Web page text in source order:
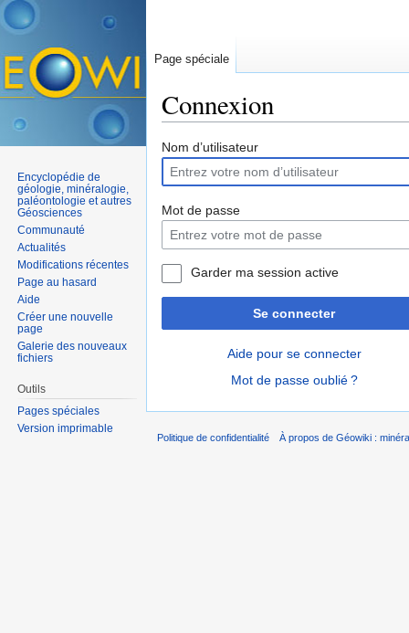
Connexion
Nom d’utilisateur
Mot de passe
Garder ma session active
Se connecter
Aide pour se connecter
Mot de passe oublié ?
Page spéciale
Encyclopédie de
géologie, minéralogie,
paléontologie et autres
Géosciences
Communauté
Actualités
Modifications récentes
Page au hasard
Aide
Créer une nouvelle
page
Galerie des nouveaux
fichiers
Outils
Pages spéciales
Version imprimable
Politique de confidentialité À propos de Géowiki :